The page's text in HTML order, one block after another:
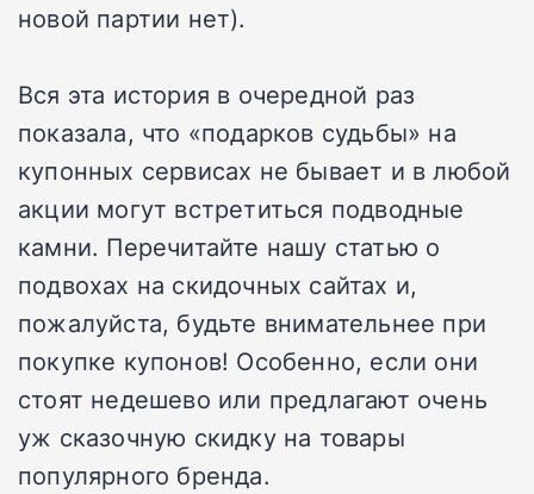
новой партии нет).
Вся эта история в очередной раз
показала, что «подарков судьбы» на
купонных сервисах не бывает и в любой
акции могут встретиться подводные
камни. Перечитайте нашу статью о
подвохах на скидочных сайтах и,
пожалуйста, будьте внимательнее при
покупке купонов! Особенно, если они
стоят недешево или предлагают очень
уж сказочную скидку на товары
популярного бренда.